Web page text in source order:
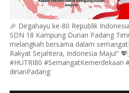
🎉 Dirgahayu ke-80 Republik
SDN 18 Kampung Durian Padang
melangkah bersama dalam
Rakyat Sejahtera, Indonesia Maju!”
#HUTRI80 #SemangatKemerdekaan
dirianPadang